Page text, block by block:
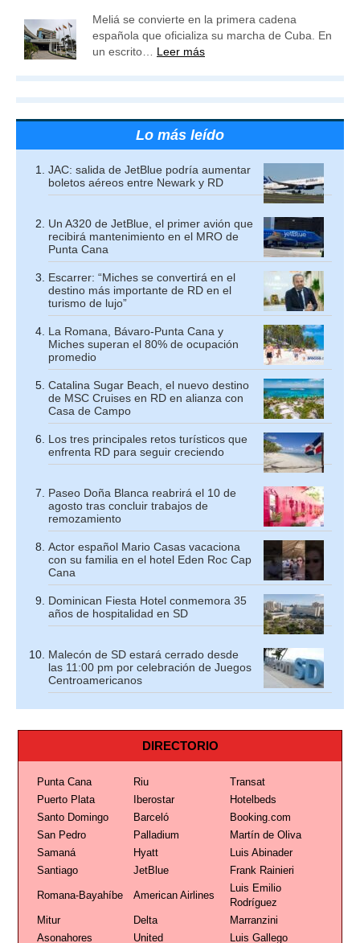
Meliá se convierte en la primera cadena
española que oficializa su marcha de Cuba. En
un escrito… Leer más
Lo más leído
JAC: salida de JetBlue podría aumentar
boletos aéreos entre Newark y RD
Un A320 de JetBlue, el primer avión que
recibirá mantenimiento en el MRO de
Punta Cana
Escarrer: “Miches se convertirá en el
destino más importante de RD en el
turismo de lujo”
La Romana, Bávaro-Punta Cana y
Miches superan el 80% de ocupación
promedio
Catalina Sugar Beach, el nuevo destino
de MSC Cruises en RD en alianza con
Casa de Campo
Los tres principales retos turísticos que
enfrenta RD para seguir creciendo
Paseo Doña Blanca reabrirá el 10 de
agosto tras concluir trabajos de
remozamiento
Actor español Mario Casas vacaciona
con su familia en el hotel Eden Roc Cap
Cana
Dominican Fiesta Hotel conmemora 35
años de hospitalidad en SD
Malecón de SD estará cerrado desde
las 11:00 pm por celebración de Juegos
Centroamericanos
DIRECTORIO
Punta Cana Riu
Transat
Puerto Plata
Iberostar
Hotelbeds
Santo Domingo
Barceló
Booking.com
San Pedro
Palladium
Martín de Oliva
Samaná
Hyatt
Luis Abinader
Santiago
JetBlue Frank Rainieri
Romana-Bayahíbe American Airlines
Luis Emilio
Rodríguez
Mitur
Delta
Marranzini
Asonahores
United Luis Gallego